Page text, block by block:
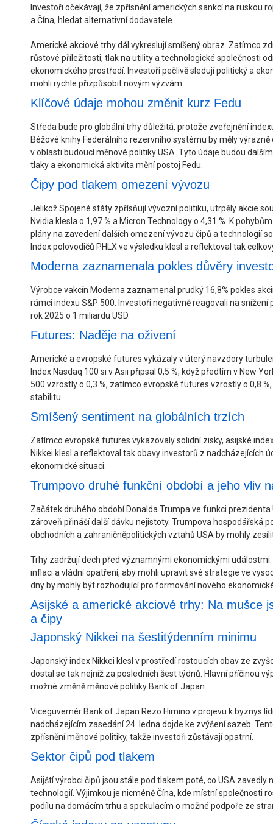
Investoři očekávají, že zpřísnění amerických sankcí na ruskou
a Čína, hledat alternativní dodavatele.
Americké akciové trhy dál vykreslují smíšený obraz. Zatímco
růstové příležitosti, tlak na utility a technologické společnosti
ekonomického prostředí. Investoři pečlivě sledují politický a
mohli rychle přizpůsobit novým výzvám.
Klíčové údaje mohou změnit kurz Fedu
Středa bude pro globální trhy důležitá, protože zveřejnění
Béžové knihy Federálního rezervního systému by měly
v oblasti budoucí měnové politiky USA. Tyto údaje budou
tlaky a ekonomická aktivita mění postoj Fedu.
Čipy pod tlakem omezení vývozu
Jelikož Spojené státy zpřísňují vývozní politiku, utrpěly akcie
Nvidia klesla o 1,97 % a Micron Technology o 4,31 %. K
plány na zavedení dalších omezení vývozu čipů a technologií
Index polovodičů PHLX ve výsledku klesl a reflektoval tak
Moderna zaznamenala pokles důvěry
Výrobce vakcín Moderna zaznamenal prudký 16,8% pokles
rámci indexu S&P 500. Investoři negativně reagovali na
rok 2025 o 1 miliardu USD.
Futures: Naděje na oživení
Americké a evropské futures vykázaly v úterý navzdory
Index Nasdaq 100 si v Asii připsal 0,5 %, když předtím v New
500 vzrostly o 0,3 %, zatímco evropské futures vzrostly o 0,8
stabilitu.
Smíšený sentiment na globálních trzích
Zatímco evropské futures vykazovaly solidní zisky, asijské
Nikkei klesl a reflektoval tak obavy investorů z nadcházejících
ekonomické situaci.
Trumpovo druhé funkční období a jeho vliv
Začátek druhého období Donalda Trumpa ve funkci prezidenta
zároveň přináší další dávku nejistoty. Trumpova hospodářská
obchodních a zahraničněpolitických vztahů USA by mohly
Trhy zadržují dech před významnými ekonomickými
inflaci a vládní opatření, aby mohli upravit své strategie ve
dny by mohly být rozhodující pro formování nového
Asijské a americké akciové trhy: Na mušce
a čipy
Japonský Nikkei na šestitýdenním minimu
Japonský index Nikkei klesl v prostředí rostoucích obav ze
dostal se tak nejníž za posledních šest týdnů. Hlavní příčinou
možné změně měnové politiky Bank of Japan.
Viceguvernér Bank of Japan Rezo Himino v projevu k byznys
nadcházejícím zasedání 24. ledna dojde ke zvýšení sazeb.
zpřísnění měnové politiky, takže investoři zůstávají opatrní.
Sektor čipů pod tlakem
Asijští výrobci čipů jsou stále pod tlakem poté, co USA zavedly
technologií. Výjimkou je nicméně Čína, kde místní společnosti
podílu na domácím trhu a spekulacím o možné podpoře ze